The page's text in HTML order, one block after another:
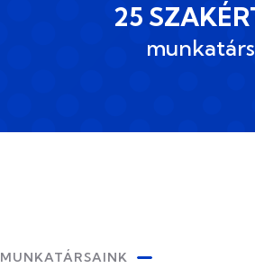
25
munkatárs
MUNKATÁRSAINK